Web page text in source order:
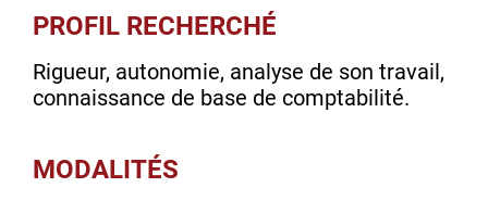
PROFIL RECHERCHÉ
Rigueur, autonomie, analyse de son travail,
connaissance de base de comptabilité.
MODALITÉS